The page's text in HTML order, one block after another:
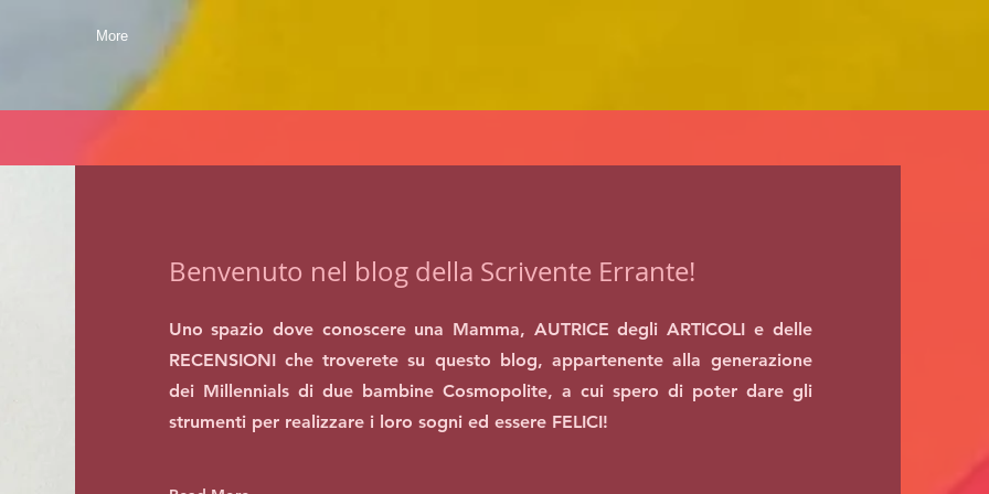
More
Benvenuto nel blog della Scrivente Errante!
Uno spazio dove conoscere una Mamma, AUTRICE degli ARTICOLI e delle
RECENSIONI che troverete su questo blog, appartenente alla generazione
dei Millennials di due bambine Cosmopolite, a cui spero di poter dare gli
strumenti per realizzare i loro sogni ed essere FELICI!